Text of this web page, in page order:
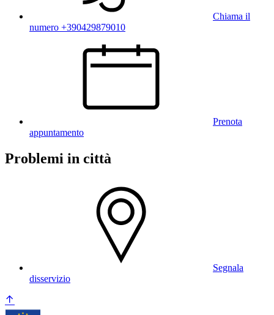
Chiama il
numero +390429879010
Prenota
appuntamento
Problemi in città
Segnala
disservizio